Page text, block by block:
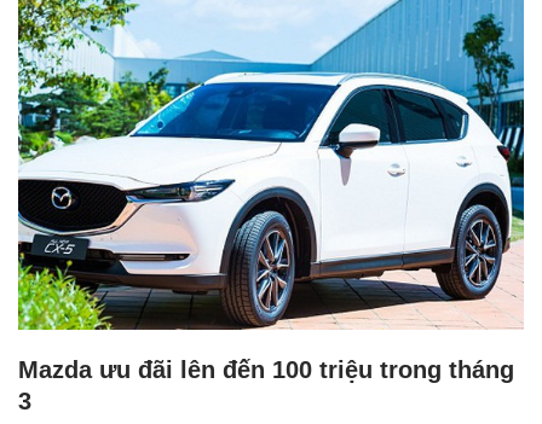
Mazda ưu đãi lên đến 100 triệu trong tháng
3